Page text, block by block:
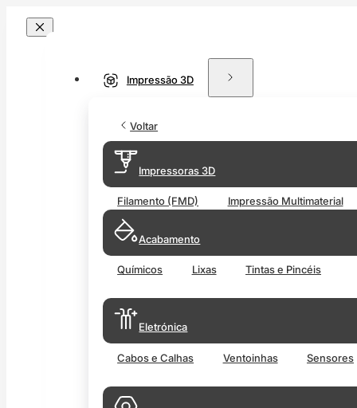
Impressão 3D
Voltar
Impressoras 3D
Filamento (FMD) Impressão Multimaterial
Acabamento
Químicos Lixas Tintas e Pincéis
Eletrónica
Cabos e Calhas Ventoinhas Sensores